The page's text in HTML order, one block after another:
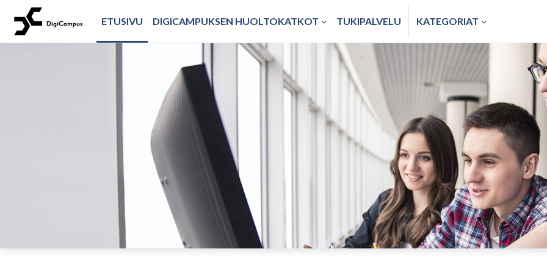
Siirry pääsisältöön
ETUSIVU
DIGICAMPUKSEN HUOLTOKATKOT TUKIPALVELU KATEGORIAT